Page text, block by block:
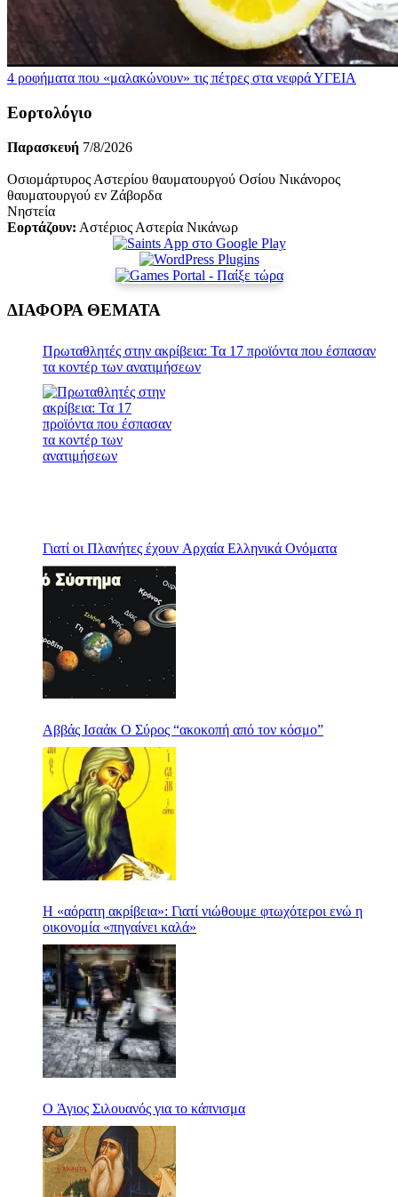
4 ροφήματα που «μαλακώνουν» τις πέτρες στα νεφράΥΓΕΙΑ
Εορτολόγιο
Παρασκευή 7/8/2026
Οσιομάρτυρος Αστερίου θαυματουργού Οσίου Νικάνορος
θαυματουργού εν Ζάβορδα
Νηστεία
Εορτάζουν: Αστέριος Αστερία Νικάνωρ
ΔΙΑΦΟΡΑ ΘΕΜΑΤΑ
Πρωταθλητές στην ακρίβεια: Τα 17 προϊόντα που έσπασαν
τα κοντέρ των ανατιμήσεων
Γιατί οι Πλανήτες έχουν Αρχαία Ελληνικά Ονόματα
Αββάς Ισαάκ Ο Σύρος “ακοκοπή από τον κόσμο”
Η «αόρατη ακρίβεια»: Γιατί νιώθουμε φτωχότεροι ενώ η
οικονομία «πηγαίνει καλά»
Ο Άγιος Σιλουανός για το κάπνισμα